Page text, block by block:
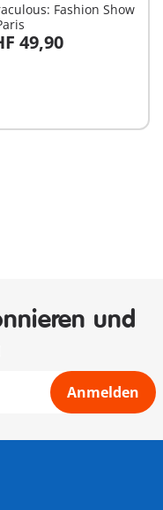
Fashion Show
49,90
In den Warenkorb
und
Anmelden